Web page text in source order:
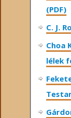
(PDF)
C. J.
Choa
lélek